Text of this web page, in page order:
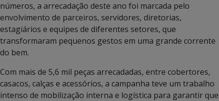
números, a arrecadação deste ano foi marcada pelo
envolvimento de parceiros, servidores, diretorias,
estagiários e equipes de diferentes setores, que
transformaram pequenos gestos em uma grande corrente
do bem.
Com mais de 5,6 mil peças arrecadadas, entre cobertores,
casacos, calças e acessórios, a campanha teve um trabalho
intenso de mobilização interna e logística para garantir que